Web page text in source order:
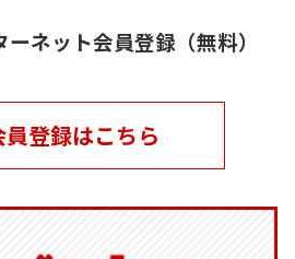
ネット会員登録（無料）
登録はこちら